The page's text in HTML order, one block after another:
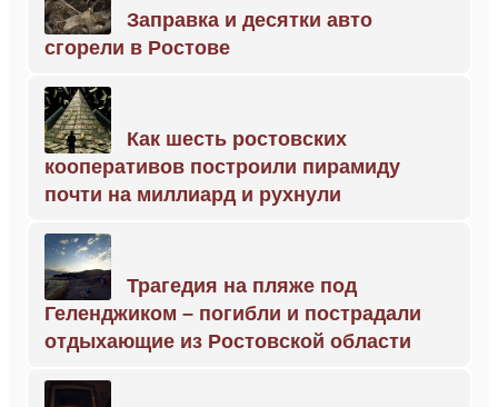
Заправка и десятки авто
сгорели в Ростове
Как шесть ростовских
кооперативов построили пирамиду
почти на миллиард и рухнули
Трагедия на пляже под
Геленджиком – погибли и пострадали
отдыхающие из Ростовской области